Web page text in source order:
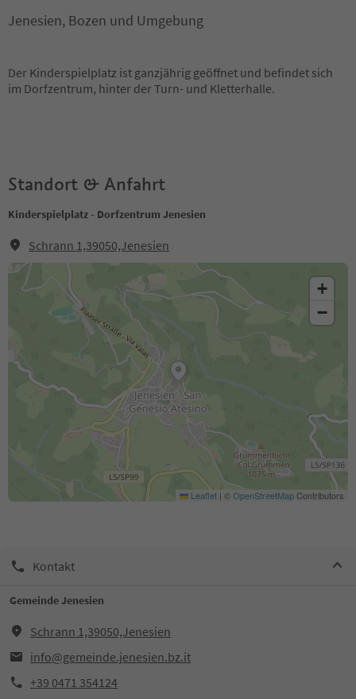
Jenesien, Bozen und Umgebung
Der Kinderspielplatz ist ganzjährig geöffnet und befindet sich
im Dorfzentrum, hinter der Turn- und Kletterhalle.
Standort & Anfahrt
Kinderspielplatz - Dorfzentrum Jenesien
Schrann 1,39050,Jenesien
+
−
Leaflet | ©OpenStreetMapContributors
Kontakt
Gemeinde Jenesien
Schrann 1,39050,Jenesien
info@gemeinde.jenesien.bz.it
+39 0471 354124